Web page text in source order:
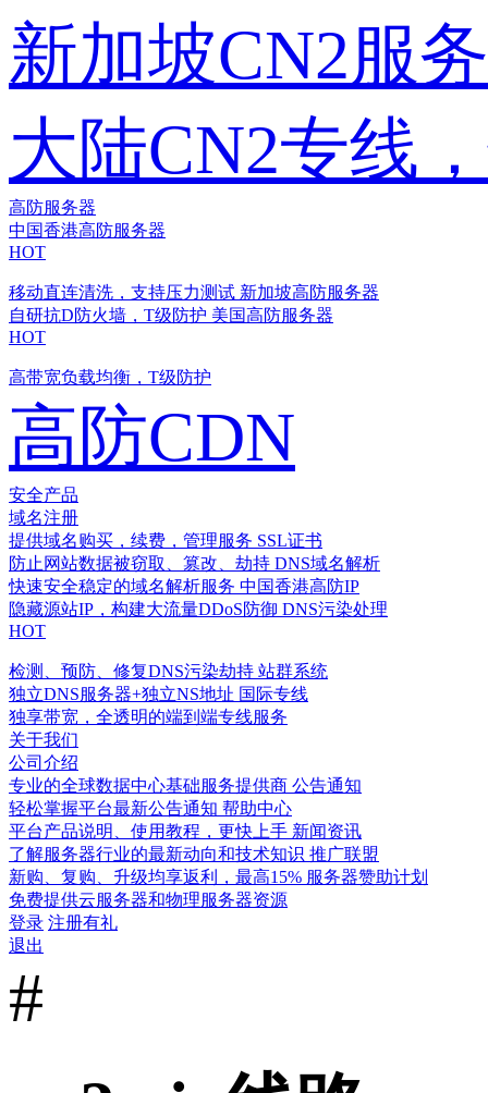
新加坡CN2服
大陆CN2专线
高防服务器
中国香港高防服务器
HOT
移动直连清洗，支持压力测试 新加坡高防服务器
自研抗D防火墙，T级防护 美国高防服务器
HOT
高带宽负载均衡，T级防护
高防CDN
安全产品
域名注册
提供域名购买，续费，管理服务 SSL证书
防止网站数据被窃取、篡改、劫持 DNS域名解析
快速安全稳定的域名解析服务 中国香港高防IP
隐藏源站IP，构建大流量DDoS防御 DNS污染处理
HOT
检测、预防、修复DNS污染劫持 站群系统
独立DNS服务器+独立NS地址 国际专线
独享带宽，全透明的端到端专线服务
关于我们
公司介绍
专业的全球数据中心基础服务提供商 公告通知
轻松掌握平台最新公告通知 帮助中心
平台产品说明、使用教程，更快上手 新闻资讯
了解服务器行业的最新动向和技术知识 推广联盟
新购、复购、升级均享返利，最高15% 服务器赞助计划
免费提供云服务器和物理服务器资源
登录 注册有礼
退出
#